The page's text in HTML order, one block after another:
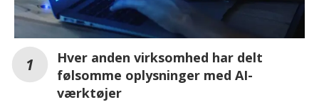
Hver anden virksomhed har delt
følsomme oplysninger med AI-
værktøjer